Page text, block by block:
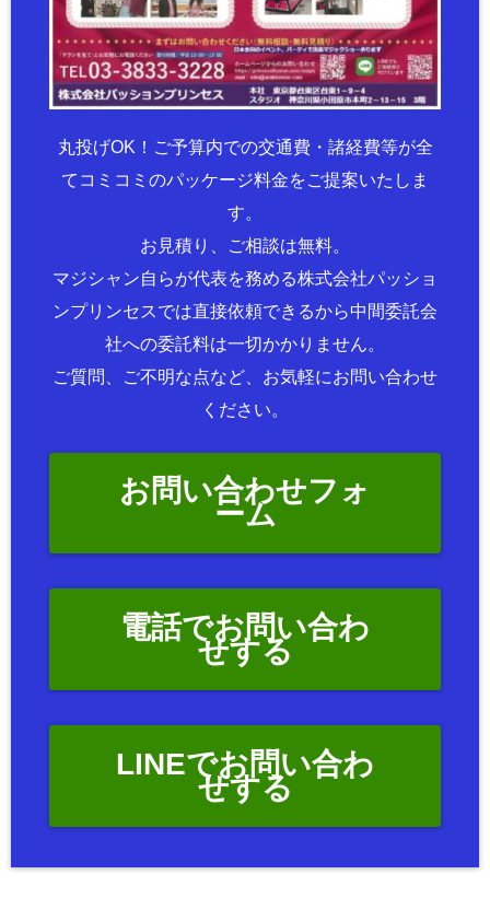
丸投げOK！ご予算内での交通費・諸経費等が全
てコミコミのパッケージ料金をご提案いたしま
す。
お見積り、ご相談は無料。
マジシャン自らが代表を務める株式会社パッショ
ンプリンセスでは直接依頼できるから中間委託会
社への委託料は一切かかりません。
ご質問、ご不明な点など、お気軽にお問い合わせ
ください。
お問い合わせフォ
ーム
電話でお問い合わ
せする
LINEでお問い合わ
せする